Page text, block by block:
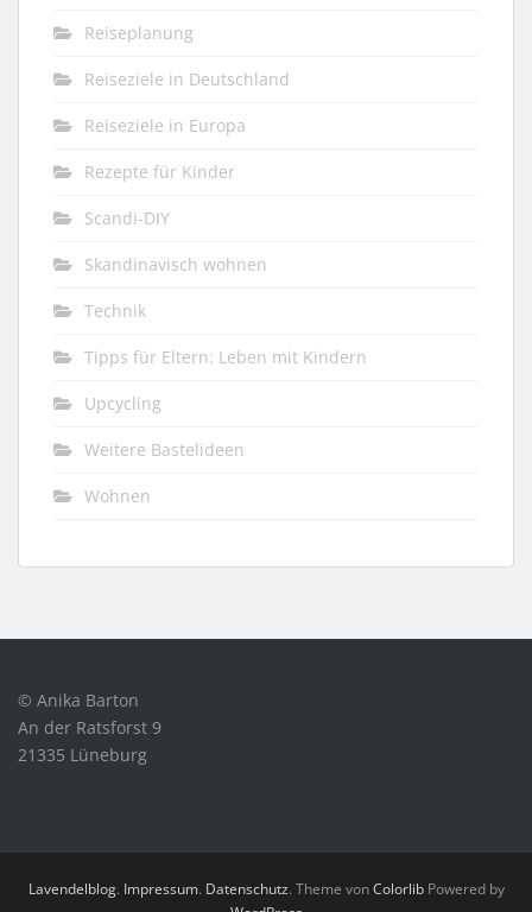
Reiseplanung
Reiseziele in Deutschland
Reiseziele in Europa
Rezepte für Kinder
Scandi-DIY
Skandinavisch wohnen
Technik
Tipps für Eltern: Leben mit Kindern
Upcycling
Weitere Bastelideen
Wohnen
© Anika Barton
An der Ratsforst 9
21335 Lüneburg
Lavendelblog. Impressum. Datenschutz. Theme vonColorlibPowered by